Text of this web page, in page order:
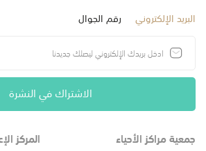
البريد الإلكتروني رقم الجوال
الاشتراك في النشرة
جمعية مراكز الأحياء المركز